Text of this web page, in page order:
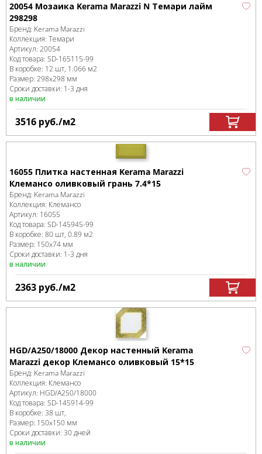
20054 Мозаика Kerama Marazzi N Темари лайм
298298
Бренд: Kerama Marazzi
Коллекция: Темари
Артикул: 20054
Код товара: SD-165115-99
В коробке: 12 шт, 1.066 м2
Размер: 298x298 мм
Сроки доставки: 1-3 дня
в наличии
3516 руб./м2
16055 Плитка настенная Kerama Marazzi
Клемансо оливковый грань 7.4*15
Бренд: Kerama Marazzi
Коллекция: Клемансо
Артикул: 16055
Код товара: SD-145945-99
В коробке: 80 шт, 0.89 м2
Размер: 150x74 мм
Сроки доставки: 1-3 дня
в наличии
2363 руб./м2
HGD/A250/18000 Декор настенный Kerama
Marazzi декор Клемансо оливковый 15*15
Бренд: Kerama Marazzi
Коллекция: Клемансо
Артикул: HGD/A250/18000
Код товара: SD-145914-99
В коробке: 38 шт,
Размер: 150x150 мм
Сроки доставки: 30 дней
в наличии